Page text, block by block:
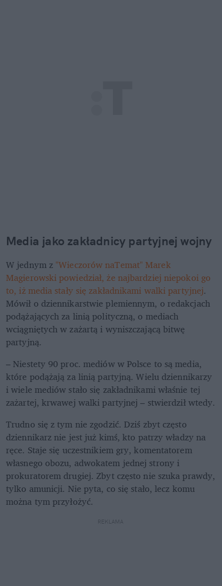
Media jako zakładnicy partyjnej wojny
W jednym z "Wieczorów naTemat" Marek
Magierowski powiedział, że najbardziej niepokoi go
to, iż media stały się zakładnikami walki partyjnej.
Mówił o dziennikarstwie plemiennym, o redakcjach
podążających za linią polityczną, o mediach
wciągniętych w zażartą i wyniszczającą bitwę
partyjną.
– Niestety 90 proc. mediów w Polsce to są media,
które podążają za linią partyjną. Wielu dziennikarzy
i wiele mediów stało się zakładnikami właśnie tej
zażartej, krwawej walki partyjnej – stwierdził wtedy.
Trudno się z tym nie zgodzić. Dziś zbyt często
dziennikarz nie jest już kimś, kto patrzy władzy na
ręce. Staje się uczestnikiem gry, komentatorem
własnego obozu, adwokatem jednej strony i
prokuratorem drugiej. Zbyt często nie szuka prawdy,
tylko amunicji. Nie pyta, co się stało, lecz komu
można tym przyłożyć.
REKLAMA